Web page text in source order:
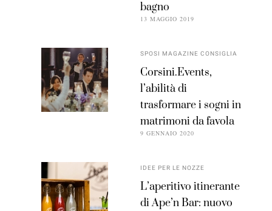
bagno
13 MAGGIO 2019
SPOSI MAGAZINE CONSIGLIA
Corsini.Events,
l’abilità di
trasformare i sogni in
matrimoni da favola
9 GENNAIO 2020
IDEE PER LE NOZZE
L’aperitivo itinerante
di Ape’n Bar: nuovo